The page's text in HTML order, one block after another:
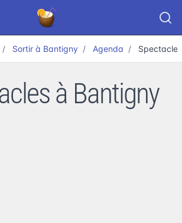
Sortir à Bantigny Agenda Spectacle
à Bantigny